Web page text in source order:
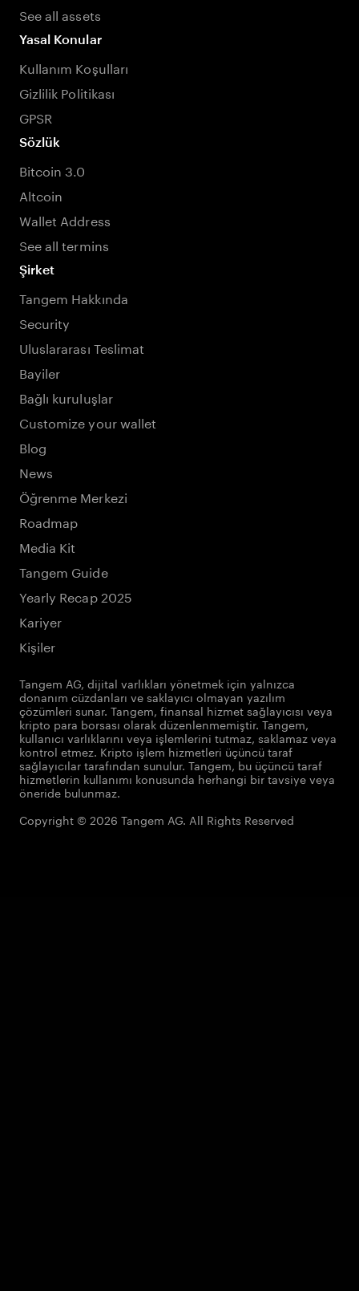
See all assets
Yasal Konular
Kullanım Koşulları
Gizlilik Politikası
GPSR
Sözlük
Bitcoin 3.0
Altcoin
Wallet Address
See all termins
Şirket
Tangem Hakkında
Security
Uluslararası Teslimat
Bayiler
Bağlı kuruluşlar
Customize your wallet
Blog
News
Öğrenme Merkezi
Roadmap
Media Kit
Tangem Guide
Yearly Recap 2025
Kariyer
Kişiler
Tangem AG, dijital varlıkları yönetmek için yalnızca
donanım cüzdanları ve saklayıcı olmayan yazılım
çözümleri sunar. Tangem, finansal hizmet sağlayıcısı veya
kripto para borsası olarak düzenlenmemiştir. Tangem,
kullanıcı varlıklarını veya işlemlerini tutmaz, saklamaz veya
kontrol etmez. Kripto işlem hizmetleri üçüncü taraf
sağlayıcılar tarafından sunulur. Tangem, bu üçüncü taraf
hizmetlerin kullanımı konusunda herhangi bir tavsiye veya
öneride bulunmaz.